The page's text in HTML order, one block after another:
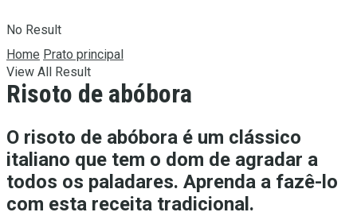
No Result
View All Result
Home Prato principal
Risoto de abóbora
O risoto de abóbora é um clássico
italiano que tem o dom de agradar a
todos os paladares. Aprenda a fazê-lo
com esta receita tradicional.